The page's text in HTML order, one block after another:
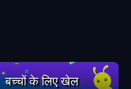
बच्चों के लिए खेल